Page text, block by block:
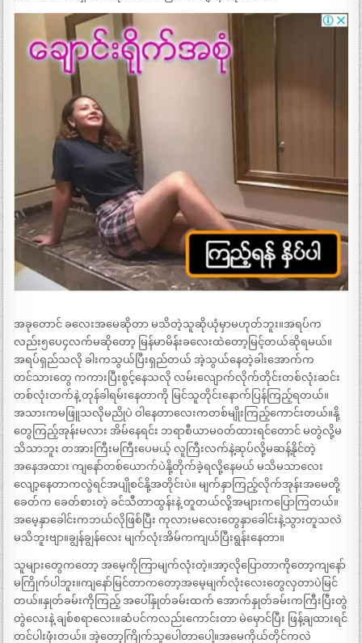
အခုတောင် ခလေးအမေဆိုတာ မသိတဲ့သူဆိုယုံမှာမဟုတ်ဘူး။အရပ်က
လည်း၅ပေ၄လက်မဆိုတော့ မြန်မာမိန်းခလေးထဲတော့မြင့်တယ်ဆိုရမယ်။
အရပ်ရှည်သလို ခါးကသွယ်ပြီးရှည်တယ် အဲ့သွယ်နေတဲ့ခါးအောက်က
တင်သားတွေ ကကားပြီးစွင့်နေသလို လမ်းလျောက်လိုက်တိုင်းတစ်လုံးဆင်း
တစ်လုံးတက်နဲ့ တုန်ခါရမ်းနေတာကို မြင်သူတိုင်းနောက်ပြန်ကြည့်ရတယ်။
အသားကမဖြူသလိုမညိုပဲ ဝါနေတာလေးကတစ်မျိုးကြည့်ကောင်းတယ်။နို့
တွေကြည့်အုန်းမလား အိမ်နေရင်း ဘရာစီယာမဝတ်ထားရင်တောင် မတွဲလို့မ
သိသာဘူး တအားကြီးမကြီးပေမယ့် လူကြီးလက်နဲ့ဆုပ်လို့မဆန့်နိုင်တဲ့
အနေအထား ကျနော်တစ်ယောက်ပဲနို့တိုက်ခဲ့ရလို့နေမယ် မသိမသာလေး
လျော့နေတာကလွဲရင်အပျိုစင်နို့အတိုင်းပဲ။ မျက်နှာကြည့်လိုက်အုန်းအမေတို့
ခေတ်က ခေတ်စားတဲ့ ခင်သီတာထွန်းနဲ့ တူတယ်လို့အများကပြောကြတယ်။
အမေ့နှာခေါင်းကဘယ်လိုဖြစ်ပြီး ကုလားမလေးတွေနှာခေါင်းနဲ့သွားတူသလဲ
မသိဘူးဗျာ။ချွန်ချွန်လေး မျက်လုံးအိမ်ကကျယ်ပြီးရွန်းနေတာ။
သူများတွေကတော့ အမေ့ကိုကြာမျက်လုံးတဲ့။အာ့လိုပြောတာကိုတော့ကျနော်
မကြိုက်ပါဘူး။ကျနော်မြင်တာကတော့အမေ့မျက်လုံးလေးတွေလှတာပဲမြင်
တယ်။နှုတ်ခမ်းကိုကြည့် အပေါ်နှုတ်ခမ်းထက် အောက်နှုတ်ခမ်းကကြီးပြီးတွဲ
တွဲလေးနဲ့ ချစ်စရာလေး။ဆံပင်ကလည်းကောင်းတာ မဲမှောင်ပြီး ဖြန့်ချထားရင်
တင်ပါးဖုံးတယ်။ အဲ့တော့ကြိုက်သူပေါတာပေါ့။အမေကိုယ်တိုင်ကလဲ